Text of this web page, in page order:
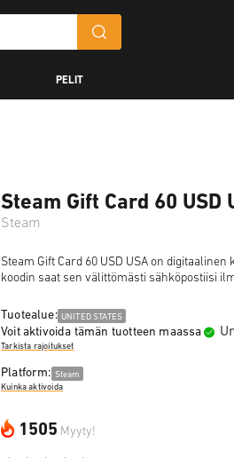
PELIT
Steam Gift Card 60 USD
Steam
Steam Gift Card 60 USD USA on
koodin saat sen välittömästi sähköpostiisi
Tuotealue: UNITED STATES
Voit aktivoida tämän tuotteen maassa
Tarkista rajoitukset
Platform: Steam
Kuinka aktivoida
1505 Myyty!